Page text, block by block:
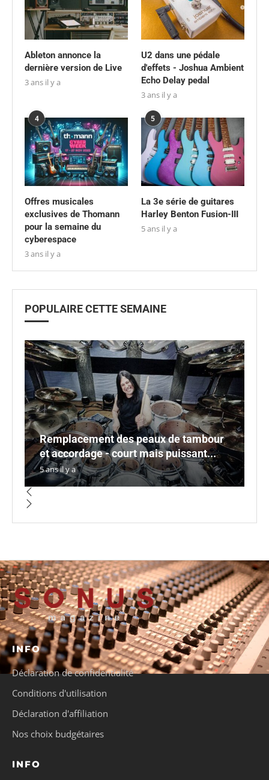
Ableton annonce la
dernière version de Live
3 ans il y a
U2 dans une pédale
d'effets - Joshua Ambient
Echo Delay pedal
3 ans il y a
4
Offres musicales
exclusives de Thomann
pour la semaine du
cyberespace
3 ans il y a
5
La 3e série de guitares
Harley Benton Fusion-III
5 ans il y a
POPULAIRE CETTE SEMAINE
Remplacement des peaux de tambour
et accordage - court mais puissant...
5 ans il y a
INFO
Déclaration de confidentialité
Conditions d'utilisation
Déclaration d'affiliation
Nos choix budgétaires
INFO